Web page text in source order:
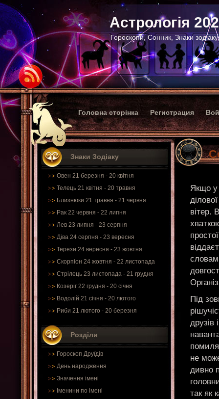
Астрологія
Гороскопи, Сонник, Знаки
Головна сторінка Регистрация
Знаки Зодіаку
Овен 21 березня - 20 квітня
Телець 21 квітня - 20 травня
Близнюки 21 травня - 21 червня
Рак 22 червня - 22 липня
Лев 23 липня - 23 серпня
Діва 24 серпня - 23 вересня
Терези 24 вересня - 23 жовтня
Скорпіон 24 жовтня - 22 листопада
Стрілець 23 листопада - 21 грудня
Козеріг 22 грудня - 20 січня
Водолій 21 січня - 20 лютого
Риби 21 лютого - 20 березня
Розділи
Гороскоп Друїдів
День народження
Значення імені
Іменини по імені
Якщо у
вітер.
Під
друзів
не
дивно
так як